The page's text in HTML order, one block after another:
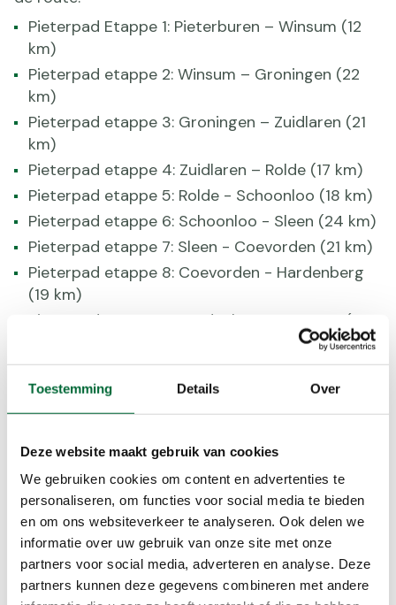
Toestemming Details Over
Deze website maakt gebruik van cookies
We gebruiken cookies om content en advertenties te
personaliseren, om functies voor social media te bieden
en om ons websiteverkeer te analyseren. Ook delen we
informatie over uw gebruik van onze site met onze
partners voor social media, adverteren en analyse. Deze
partners kunnen deze gegevens combineren met andere
Pieterpad Etappe 1: Pieterburen – Winsum (12
km)
Pieterpad etappe 2: Winsum – Groningen (22
km)
Pieterpad etappe 3: Groningen – Zuidlaren (21
km)
Pieterpad etappe 4: Zuidlaren – Rolde (17 km)
Pieterpad etappe 5: Rolde - Schoonloo (18 km)
Pieterpad etappe 6: Schoonloo - Sleen (24 km)
Pieterpad etappe 7: Sleen - Coevorden (21 km)
Pieterpad etappe 8: Coevorden - Hardenberg
(19 km)
Pieterpad etappe 9: Hardenberg - Ommen (21
Pieterpad etappe 10: Ommen - Hellendoorn (21
km)
Pieterpad etappe 11: Hellendoorn - Holten (16
Pieterpad etappe 12: Holten - Laren (15 km)
Pieterpad etappe 13: Laren - Vorden (14 km)
Pieterpad etappe 14: Vorden - Zelhem (17 km)
Pieterpad etappe 15: Zelhem - Braamt (17 km)
Pieterpad etappe 16: Braamt - Millingen aan de
Rijn (25 km)